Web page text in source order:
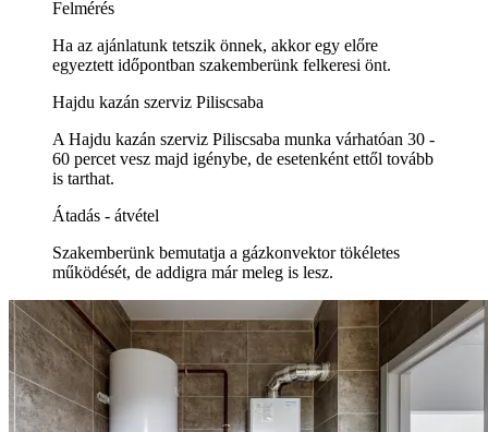
Felmérés
Ha az ajánlatunk tetszik önnek, akkor egy előre
egyeztett időpontban szakemberünk felkeresi önt.
Hajdu kazán szerviz Piliscsaba
A Hajdu kazán szerviz Piliscsaba munka várhatóan 30 -
60 percet vesz majd igénybe, de esetenként ettől tovább
is tarthat.
Átadás - átvétel
Szakemberünk bemutatja a gázkonvektor tökéletes
működését, de addigra már meleg is lesz.